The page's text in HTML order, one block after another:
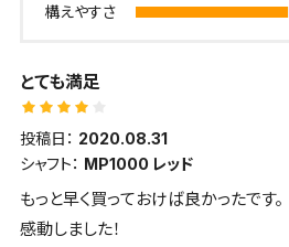
構えやすさ
とても満足
投稿日： 2020.08.31
シャフト： MP1000 レッド
もっと早く買っておけば良かったです。
感動しました！